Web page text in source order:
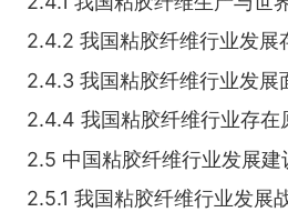
2.4.2 我国粘胶纤维行业发展
2.4.3 我国粘胶纤维行业发展
2.4.4 我国粘胶纤维行业存在
2.5 中国粘胶纤维行业发展建
2.5.1 我国粘胶纤维行业发展